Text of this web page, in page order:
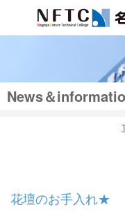
News＆
花壇のお手入れ★